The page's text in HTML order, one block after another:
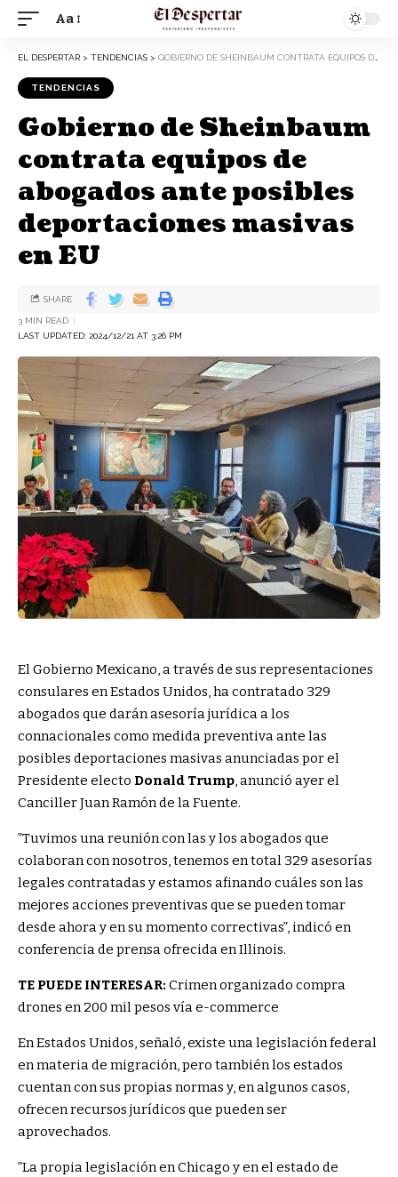
Aa
EL DESPERTAR > TENDENCIAS > GOBIERNO DE SHEINBAUM CONTRATA EQUIPOS DE ABOGADOS ANTE POSIBLES DEPORTACIONES MASIVAS EN EU
TENDENCIAS
Gobierno de Sheinbaum
contrata equipos de
abogados ante posibles
deportaciones masivas
en EU
LAST UPDATED: 2024/12/21 AT 3:26 PM
3 MIN READ
SHARE
El Gobierno Mexicano, a través de sus representaciones
consulares en Estados Unidos, ha contratado 329
abogados que darán asesoría jurídica a los
connacionales como medida preventiva ante las
posibles deportaciones masivas anunciadas por el
Presidente electo Donald Trump, anunció ayer el
Canciller Juan Ramón de la Fuente.
”Tuvimos una reunión con las y los abogados que
colaboran con nosotros, tenemos en total 329 asesorías
legales contratadas y estamos afinando cuáles son las
mejores acciones preventivas que se pueden tomar
desde ahora y en su momento correctivas”, indicó en
conferencia de prensa ofrecida en Illinois.
TE PUEDE INTERESAR: Crimen organizado compra
drones en 200 mil pesos vía e-commerce
En Estados Unidos, señaló, existe una legislación federal
en materia de migración, pero también los estados
cuentan con sus propias normas y, en algunos casos,
ofrecen recursos jurídicos que pueden ser
aprovechados.
”La propia legislación en Chicago y en el estado de